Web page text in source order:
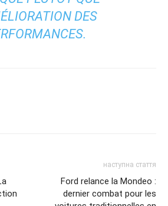
DES
наступна стаття
Ford relance la Mondeo :
dernier combat pour les